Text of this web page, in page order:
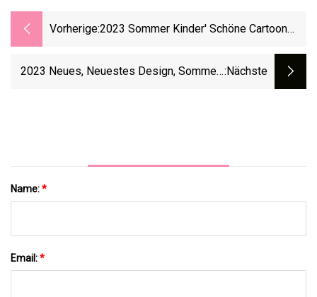
Vorherige:2023 Sommer Kinder′ Schöne Cartoon
Schuhe Baby Kleinkind Weiche Indoor
2023 Neues, Neuestes Design, Sommer-:nächste
Name:*
Email:*